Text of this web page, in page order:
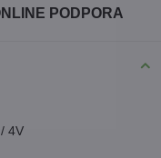
PODPORA
4V